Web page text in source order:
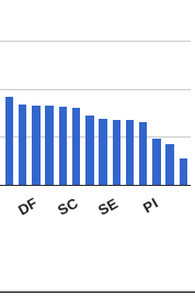
DF SC SE PI